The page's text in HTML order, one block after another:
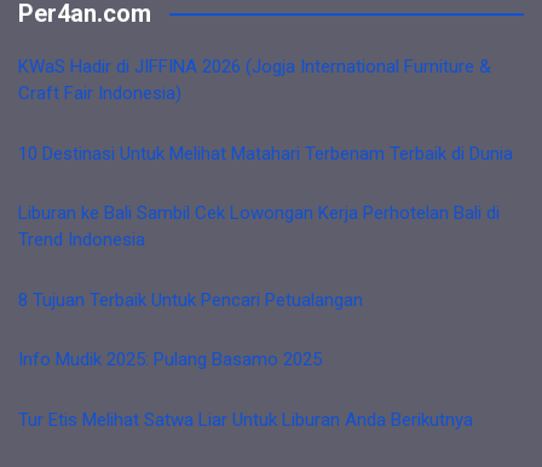
Per4an.com
KWaS Hadir di JIFFINA 2026 (Jogja International Furniture &
Craft Fair Indonesia)
10 Destinasi Untuk Melihat Matahari Terbenam Terbaik di Dunia
Liburan ke Bali Sambil Cek Lowongan Kerja Perhotelan Bali di
Trend Indonesia
8 Tujuan Terbaik Untuk Pencari Petualangan
Info Mudik 2025: Pulang Basamo 2025
Tur Etis Melihat Satwa Liar Untuk Liburan Anda Berikutnya